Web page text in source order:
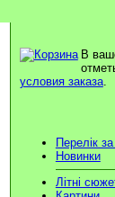
В
условия заказа.
Перелік
Новинки
Літні